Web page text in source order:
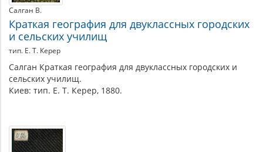
Салган В.
Краткая география для двуклассных городских
и сельских училищ
тип. Е. Т. Керер
Салган Краткая география для двуклассных городских и
сельских училищ.
Киев: тип. Е. Т. Керер, 1880.